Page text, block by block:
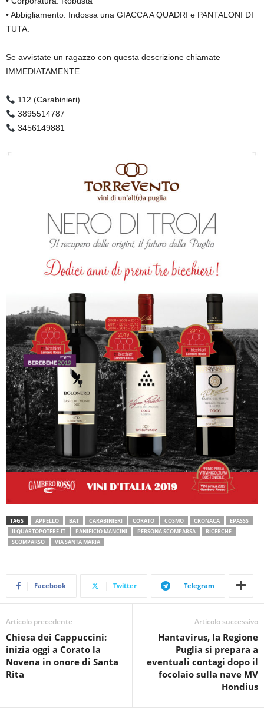
• Abbigliamento: Indossa una GIACCA A QUADRI e PANTALONI DI
TUTA.
Se avvistate un ragazzo con questa descrizione chiamate
IMMEDIATAMENTE
112 (Carabinieri)
3895514787
3456149881
TAGS APPELLO BAT CARABINIERI CORATO COSMO CRONACA
EPASSS
ILQUARTOPOTERE.IT
PANIFICIO MANCINI PERSONA SCOMPARSA
RICERCHE
SCOMPARSO
VIA SANTA MARIA
Facebook Twitter Telegram
Articolo precedente
Chiesa dei Cappuccini:
inizia oggi a Corato la
Novena in onore di Santa
Rita
Articolo successivo
Hantavirus, la Regione
Puglia si prepara a
eventuali contagi dopo il
focolaio sulla nave MV
Hondius